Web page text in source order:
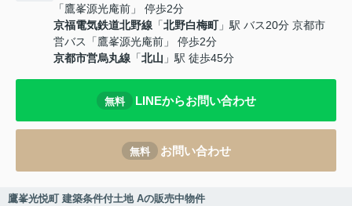
「鷹峯源光庵前」 停歩2分
京福電気鉄道北野線 「北野白梅町」駅 バス20分 京都市
営バス「鷹峯源光庵前」 停歩2分
京都市営烏丸線 「北山 」駅 徒歩45分
無料 LINEからお問い合わせ
無料 お問い合わせ
鷹峯光悦町 建築条件付土地 Aの販売中物件